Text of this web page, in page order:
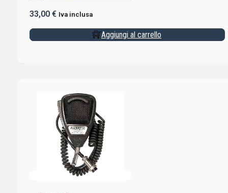
33,00 € Iva inclusa
Aggiungi al carrello